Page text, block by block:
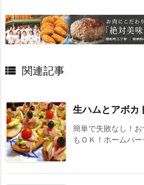
 関連記事
生ハムとアボカ
簡単で失敗なし！
もＯＫ！ホームパ